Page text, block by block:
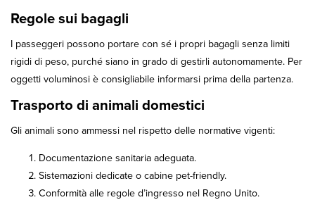
Regole sui bagagli
I passeggeri possono portare con sé i propri bagagli senza limiti
rigidi di peso, purché siano in grado di gestirli autonomamente. Per
oggetti voluminosi è consigliabile informarsi prima della partenza.
Trasporto di animali domestici
Gli animali sono ammessi nel rispetto delle normative vigenti:
Documentazione sanitaria adeguata.
Sistemazioni dedicate o cabine pet-friendly.
Conformità alle regole d’ingresso nel Regno Unito.